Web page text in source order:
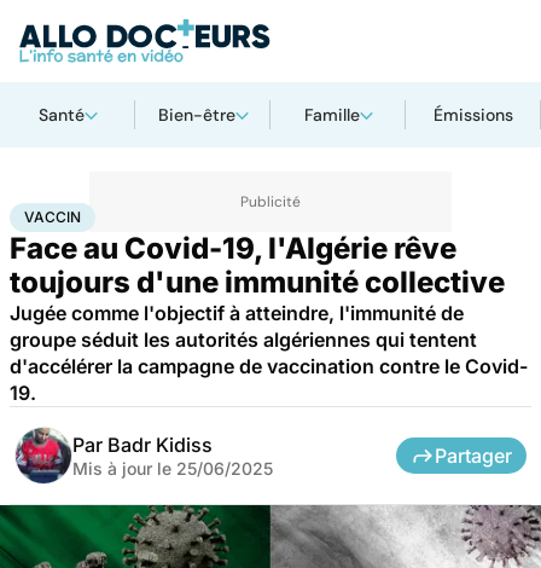
Santé Bien-être Famille Émissions
AccueilSanté Vaccin
VACCIN
Face au Covid-19, l'Algérie rêve
toujours d'une immunité collective
Jugée comme l'objectif à atteindre, l'immunité de
groupe séduit les autorités algériennes qui tentent
d'accélérer la campagne de vaccination contre le Covid-
19.
Par Badr Kidiss
Mis à jour le 25/06/2025
Partager